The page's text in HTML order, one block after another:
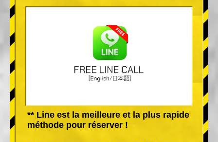
** Line est la meilleure et la plus rapide
méthode pour réserver !